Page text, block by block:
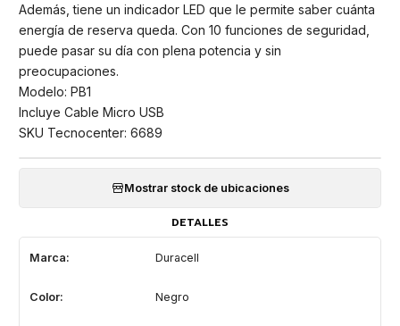
Además, tiene un indicador LED que le permite saber cuánta
energía de reserva queda. Con 10 funciones de seguridad,
puede pasar su día con plena potencia y sin
preocupaciones.
Modelo: PB1
Incluye Cable Micro USB
SKU Tecnocenter: 6689
Mostrar stock de ubicaciones
DETALLES
Marca: Duracell
Color: Negro